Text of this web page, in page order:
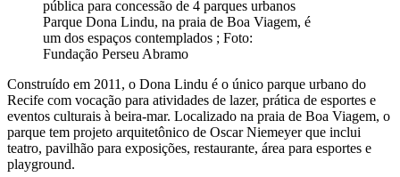
Parque Dona Lindu, na praia de Boa Viagem, é
um dos espaços contemplados ; Foto:
Fundação Perseu Abramo
Construído em 2011, o Dona Lindu é o único parque urbano do
Recife com vocação para atividades de lazer, prática de esportes e
eventos culturais à beira-mar. Localizado na praia de Boa Viagem, o
parque tem projeto arquitetônico de Oscar Niemeyer que inclui
teatro, pavilhão para exposições, restaurante, área para esportes e
playground.